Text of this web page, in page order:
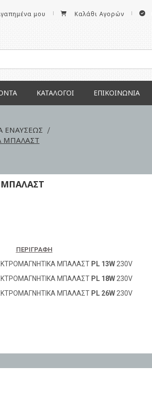
μου Καλάθι Αγορών
ΚΑΤΆΛΟΓΟΙ ΕΠΙΚΟΙΝΩΝΊΑ
ΕΝΑΥΣΕΩΣ
ΜΠΑΛΑΣΤ
ΠΕΡΙΓΡΑΦΉ
ΜΠΑΛΑΣΤ PL 13W 230V
ΜΠΑΛΑΣΤ PL 18W 230V
ΜΠΑΛΑΣΤ PL 26W 230V